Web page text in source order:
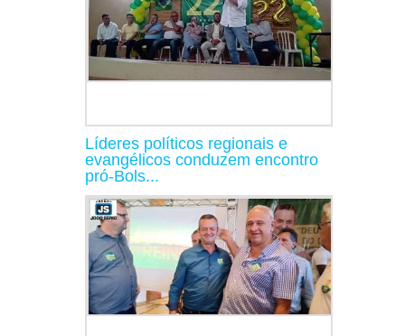
Líderes políticos regionais e
evangélicos conduzem encontro
pró-Bols...